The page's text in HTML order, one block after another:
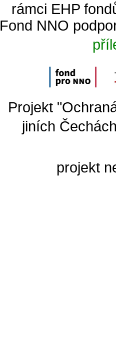
rámci EHP
Fond NNO
Projekt
jiních
projekt